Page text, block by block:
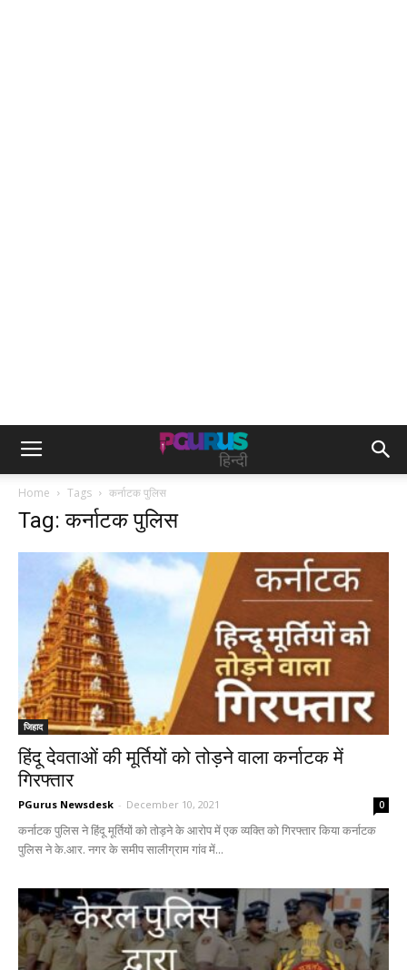
Home Tags कर्नाटक पुलिस
Tag: कर्नाटक पुलिस
जिहाद
हिंदू देवताओं की मूर्तियों को तोड़ने वाला कर्नाटक में
गिरफ्तार
PGurus Newsdesk - December 10, 2021 0
कर्नाटक पुलिस ने हिंदू मूर्तियों को तोड़ने के आरोप में एक व्यक्ति को गिरफ्तार किया कर्नाटक
पुलिस ने के.आर. नगर के समीप सालीग्राम गांव में...